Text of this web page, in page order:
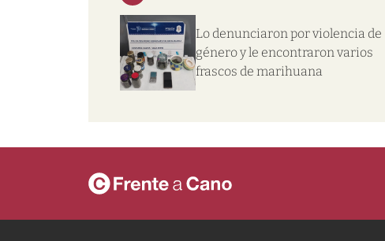
Lo denunciaron por violencia de
género y le encontraron varios
frascos de marihuana